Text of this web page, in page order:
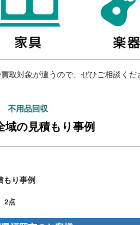
取対象が違うので、ぜひご相談くだ
不用品回収
域の見積もり事例
もり事例
2点